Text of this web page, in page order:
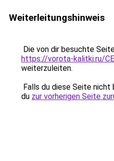
Weiterleitungshinweis
Die von dir besuchte
https://vorota-kalitki.ru/
weiterzuleiten.
Falls du diese Seite
du zur vorherigen Seite